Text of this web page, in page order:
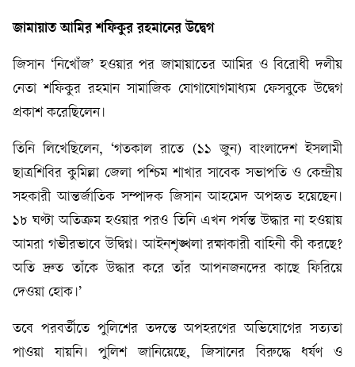
জামায়াত আমির শফিকুর রহমানের উদ্বেগ
জিসান ‘নিখোঁজ’ হওয়ার পর জামায়াতের আমির ও বিরোধী দলীয়
নেতা শফিকুর রহমান সামাজিক যোগাযোগমাধ্যম ফেসবুকে উদ্বেগ
প্রকাশ করেছিলেন।
তিনি লিখেছিলেন, ‘গতকাল রাতে (১১ জুন) বাংলাদেশ ইসলামী
ছাত্রশিবির কুমিল্লা জেলা পশ্চিম শাখার সাবেক সভাপতি ও কেন্দ্রীয়
সহকারী আন্তর্জাতিক সম্পাদক জিসান আহমেদ অপহৃত হয়েছেন।
১৮ ঘণ্টা অতিক্রম হওয়ার পরও তিনি এখন পর্যন্ত উদ্ধার না হওয়ায়
আমরা গভীরভাবে উদ্বিগ্ন। আইনশৃঙ্খলা রক্ষাকারী বাহিনী কী করছে?
অতি দ্রুত তাঁকে উদ্ধার করে তাঁর আপনজনদের কাছে ফিরিয়ে
দেওয়া হোক।’
তবে পরবর্তীতে পুলিশের তদন্তে অপহরণের অভিযোগের সত্যতা
পাওয়া যায়নি। পুলিশ জানিয়েছে, জিসানের বিরুদ্ধে ধর্ষণ ও